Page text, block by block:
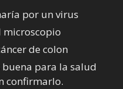
por un virus
microscopio
de colon
para la salud
confirmarlo.